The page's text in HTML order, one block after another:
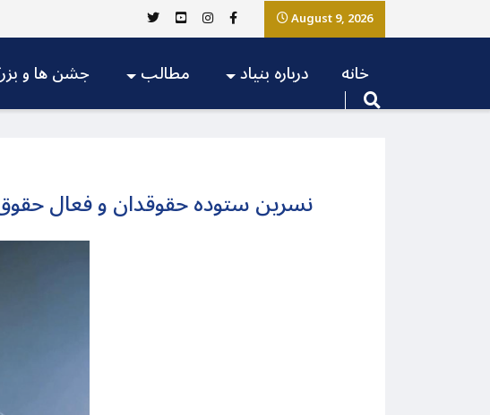
August 9, 2026
جشن ها و مطالب درباره بنیاد خانه
نسرین ستوده حقوقدان و فعال